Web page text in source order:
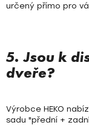
určený přímo pro
5. Jsou k
dveře?
Výrobce HEKO
sadu "přední +